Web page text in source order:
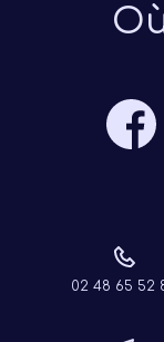
02 48 65 52